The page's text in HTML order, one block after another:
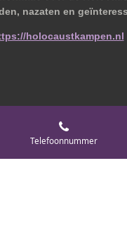
nazaten en
holocaustkampen.nl
Telefoonnummer